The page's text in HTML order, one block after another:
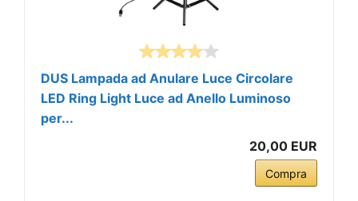
DUS Lampada ad Anulare Luce Circolare
LED Ring Light Luce ad Anello Luminoso
per...
20,00 EUR
Compra